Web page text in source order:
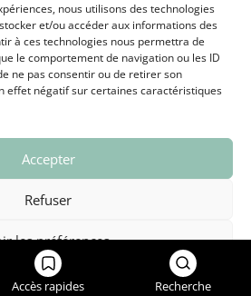
nous utilisons des technologies
et/ou accéder aux informations des
à ces technologies nous permettra de
le comportement de navigation ou les ID
ne pas consentir ou de retirer son
effet négatif sur certaines caractéristiques
Accepter
Refuser
les préférences
de confidentialité
Accès rapides Recherche
de la mairie :
au vendredi : 8h30-11h45 / 13h30-17h
Etat-Civil / Citoyenneté :
au vendredi : 8h30-11h45 / 13h30-17h
le samedi : 9h-11h45
13h30-17h
et le jeudi : 12h-17h
(services urbanismes, culture, vie